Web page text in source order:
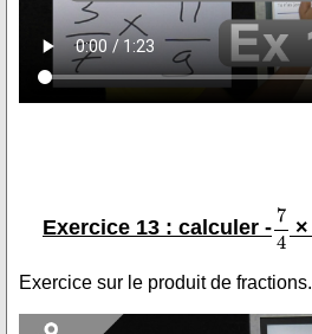
Exercice 13 : calculer - ×
Exercice sur le produit de fractions.